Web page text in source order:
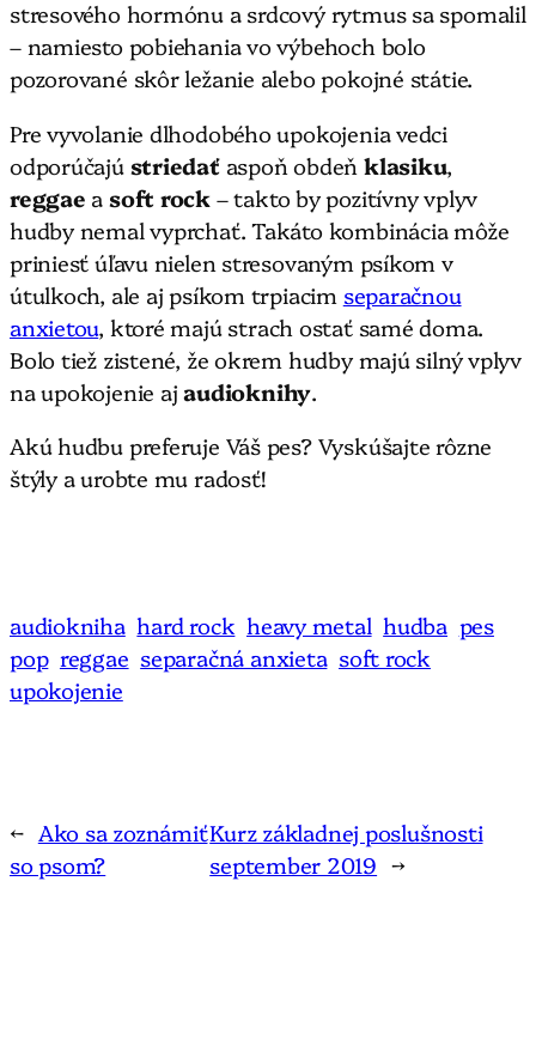
stresového hormónu a srdcový rytmus sa spomalil
– namiesto pobiehania vo výbehoch bolo
pozorované skôr ležanie alebo pokojné státie.
Pre vyvolanie dlhodobého upokojenia vedci
odporúčajústriedaťaspoň obdeň klasiku,
reggae asoft rock– takto by pozitívny vplyv
hudby nemal vyprchať. Takáto kombinácia môže
priniesť úľavu nielen stresovaným psíkom v
útulkoch, ale aj psíkom trpiacim separačnou
anxietou, ktoré majú strach ostať samé doma.
Bolo tiež zistené, že okrem hudby majú silný vplyv
na upokojenie ajaudioknihy.
Akú hudbu preferuje Váš pes? Vyskúšajte rôzne
štýly a urobte mu radosť!
audiokniha hard rock heavy metal hudba pes
pop reggae separačná anxieta soft rock
upokojenie
← Ako sa zoznámiť
so psom?
Kurz základnej poslušnosti
september 2019 →